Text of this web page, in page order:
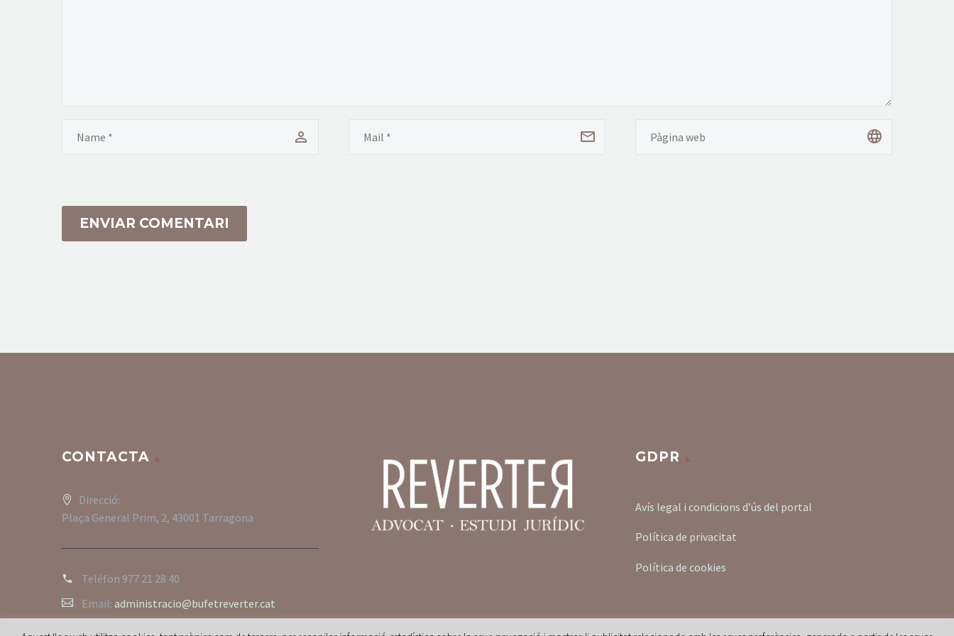
ENVIAR COMENTARI
CONTACTA
Direcció:
Plaça General Prim, 2, 43001 Tarragona
Teléfon 977 21 28 40
Email: administracio@bufetreverter.cat
GDPR
Avís legal i condicions d’ús del portal
Política de privacitat
Política de cookies